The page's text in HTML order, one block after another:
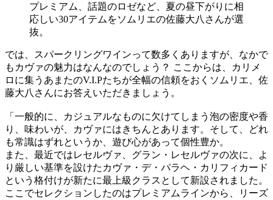
プレミアム、話題のロゼなど、夏の昼下がりに相
応しい30アイテムをソムリエの佐藤大八さんが選
抜。
では、スパークリングワインって数多くありますが、なかで
もカヴァの魅力はなんなのでしょう？ ここからは、カリメ
ロに集うあまたのV.I.Pたちが全幅の信頼をおくソムリエ、佐
藤大八さんにお答えいただきましょう。
「一般的に、カジュアルなものに欠けてしまう泡の密度や香
り、味わいが、カヴァにはきちんとあります。そして、どれ
も常識はずれというか、遊び心があって個性豊か。
また、最近ではレセルヴァ、グラン・レセルヴァの次に、よ
り厳しい基準を設けたカヴァ・デ・パラヘ・カリフィカード
という格付けが新たに最上級クラスとして新設されました。
ここでセレクションしたのはプレミアムラインから、リーズ